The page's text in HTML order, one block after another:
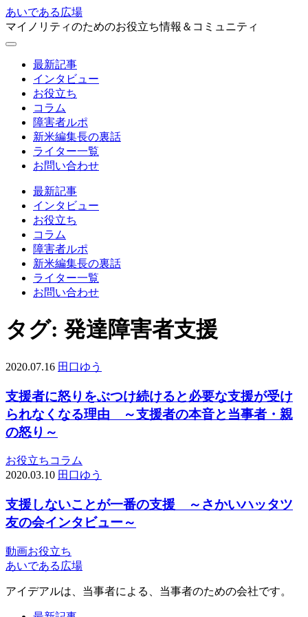
あいである広場
マイノリティのためのお役立ち情報＆コミュニティ
最新記事
インタビュー
お役立ち
コラム
障害者ルポ
新米編集長の裏話
ライター一覧
お問い合わせ
最新記事
インタビュー
お役立ち
コラム
障害者ルポ
新米編集長の裏話
ライター一覧
お問い合わせ
タグ: 発達障害者支援
2020.07.16 田口ゆう
支援者に怒りをぶつけ続けると必要な支援が受け
られなくなる理由 ～支援者の本音と当事者・親
の怒り～
お役立ち コラム
2020.03.10 田口ゆう
支援しないことが一番の支援 ～さかいハッタツ
友の会インタビュー～
動画お役立ち
あいである広場
アイデアルは、当事者による、当事者のための会社です。